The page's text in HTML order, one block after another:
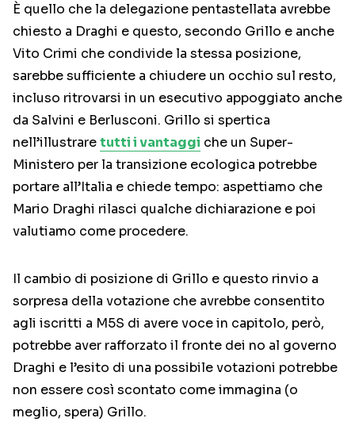
È quello che la delegazione pentastellata avrebbe
chiesto a Draghi e questo, secondo Grillo e anche
Vito Crimi che condivide la stessa posizione,
sarebbe sufficiente a chiudere un occhio sul resto,
incluso ritrovarsi in un esecutivo appoggiato anche
da Salvini e Berlusconi. Grillo si spertica
nell’illustraretutti i vantaggi che un Super-
Ministero per la transizione ecologica potrebbe
portare all’Italia e chiede tempo: aspettiamo che
Mario Draghi rilasci qualche dichiarazione e poi
valutiamo come procedere.
Il cambio di posizione di Grillo e questo rinvio a
sorpresa della votazione che avrebbe consentito
agli iscritti a M5S di avere voce in capitolo, però,
potrebbe aver rafforzato il fronte dei no al governo
Draghi e l’esito di una possibile votazioni potrebbe
non essere così scontato come immagina (o
meglio, spera) Grillo.